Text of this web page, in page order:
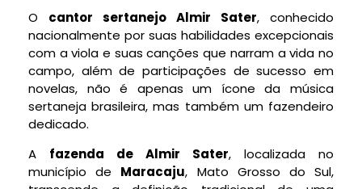
O cantor sertanejo Almir Sater, conhecido
nacionalmente por suas habilidades excepcionais
com a viola e suas canções que narram a vida no
campo, além de participações de sucesso em
novelas, não é apenas um ícone da música
sertaneja brasileira, mas também um fazendeiro
dedicado.
A fazenda de Almir Sater, localizada no
município de Maracaju, Mato Grosso do Sul,